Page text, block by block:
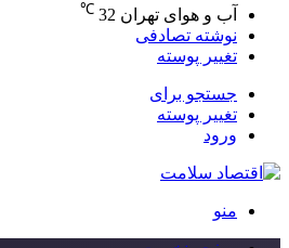
آب و هوای تهران 32
℃
نوشته تصادفی
تغییر پوسته
جستجو برای
تغییر پوسته
ورود
منو